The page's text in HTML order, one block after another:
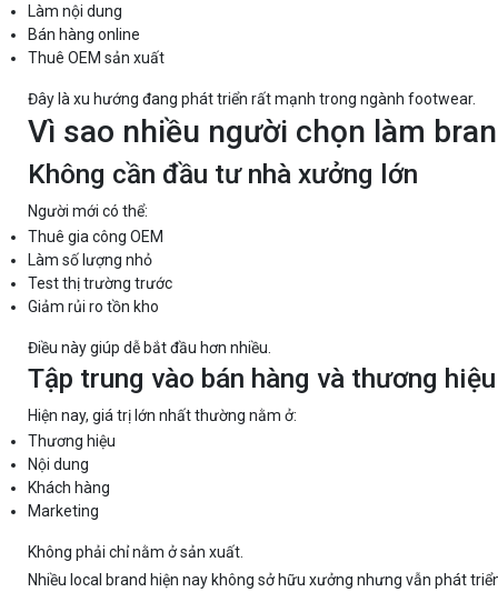
Làm nội dung
Bán hàng online
Thuê OEM sản xuất
Đây là xu hướng đang phát triển rất mạnh trong ngành footwear.
Vì sao nhiều người chọn làm
Không cần đầu tư nhà xưởng lớn
Người mới có thể:
Thuê gia công OEM
Làm số lượng nhỏ
Test thị trường trước
Giảm rủi ro tồn kho
Điều này giúp dễ bắt đầu hơn nhiều.
Tập trung vào bán hàng và thương hiệu
Hiện nay, giá trị lớn nhất thường nằm ở:
Thương hiệu
Nội dung
Khách hàng
Marketing
Không phải chỉ nằm ở sản xuất.
Nhiều local brand hiện nay không sở hữu xưởng nhưng vẫn phát